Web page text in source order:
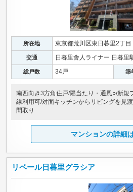
所在地 東京都荒川区東日暮里2丁目
交通 日暮里舎人ライナー 日暮里
総戸数 34戸 築
南西向き3方角住戸/陽当たり・通風○/新規
線利用可/対面キッチンからリビングを見
間取り
マンションの詳細
リベール日暮里グラシア